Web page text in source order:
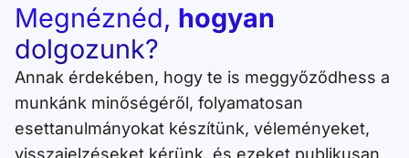
Megnéznéd, hogyan
dolgozunk?
Annak érdekében, hogy te is meggyőződhess a
munkánk minőségéről, folyamatosan
esettanulmányokat készítünk, véleményeket,
visszajelzéseket kérünk, és ezeket publikusan